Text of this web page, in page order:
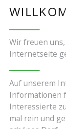
Wir freuen
Internetseite
Auf unserem
Informationen
Interessierte
mal rein und